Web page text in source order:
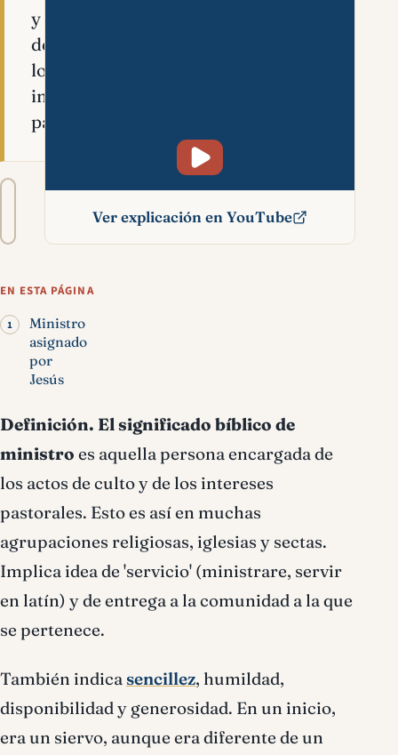
y
de
los
intereses
pastorales.
Tamaño
A− A+
Ver explicación en YouTube
EN ESTA PÁGINA
Ministro
asignado
por
Jesús
Definición. El significado bíblico de
ministro es aquella persona encargada de
los actos de culto y de los intereses
pastorales. Esto es así en muchas
agrupaciones religiosas, iglesias y sectas.
Implica idea de 'servicio' (ministrare, servir
en latí­n) y de entrega a la comunidad a la que
se pertenece.
También indicasencillez, humildad,
disponibilidad y generosidad. En un inicio,
era un siervo, aunque era diferente de un